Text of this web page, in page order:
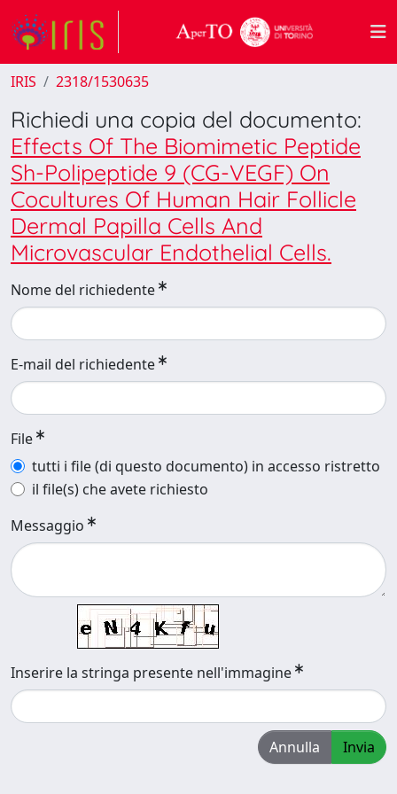
IRIS 2318/1530635
Richiedi una copia del documento:
Effects Of The Biomimetic Peptide
Sh-Polipeptide 9 (CG-VEGF) On
Cocultures Of Human Hair Follicle
Dermal Papilla Cells And
Microvascular Endothelial Cells.
Nome del richiedente
E-mail del richiedente
File
tutti i file (di questo documento) in accesso ristretto
il file(s) che avete richiesto
Messaggio
Inserire la stringa presente nell'immagine
Annulla Invia